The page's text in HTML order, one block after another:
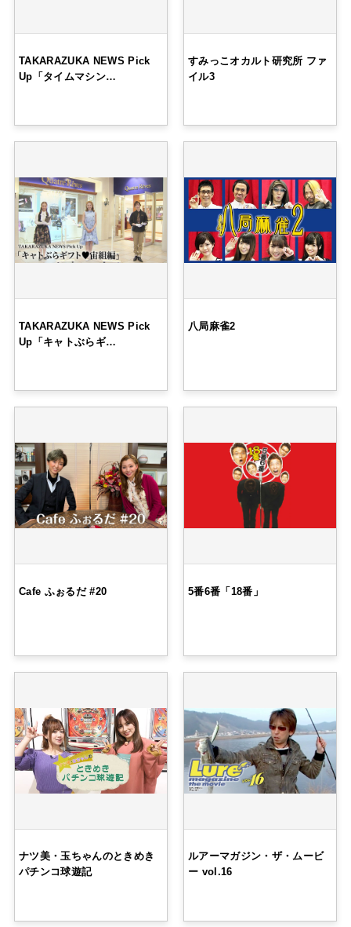
TAKARAZUKA NEWS Pick
Up「タイムマシン…
すみっこオカルト研究所 ファ
イル3
TAKARAZUKA NEWS Pick
Up「キャトぶらギ…
八局麻雀2
Cafe ふぉるだ #20 5番6番「18番」
ナツ美・玉ちゃんのときめき
パチンコ球遊記
ルアーマガジン・ザ・ムービ
ー vol.16